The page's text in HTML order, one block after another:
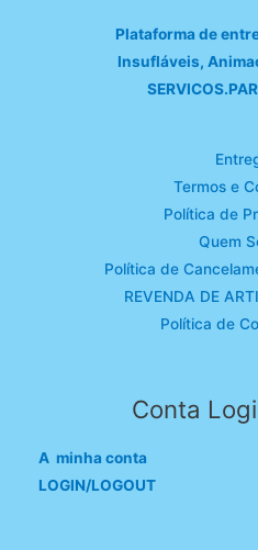
Plataforma de
Insufláveis,
Termos e
Política de
Quem
Política de
REVENDA DE
Política de
Conta
A minha conta
LOGIN/LOGOUT